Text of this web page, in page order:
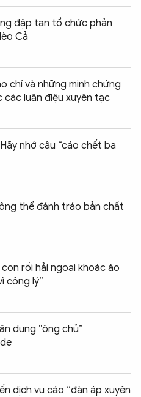
đập tan tổ chức phản
Cả
chí và những minh chứng
các luận điệu xuyên tạc
nhớ câu “cáo chết ba
thể đánh tráo bản chất
con rối hải ngoại khoác áo
công lý”
dung “ông chủ”
dịch vu cáo “đàn áp xuyên